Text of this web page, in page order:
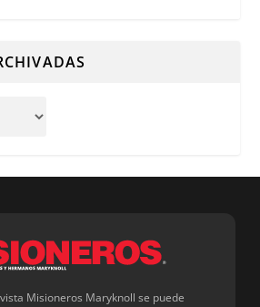
Misioneros Maryknoll se puede